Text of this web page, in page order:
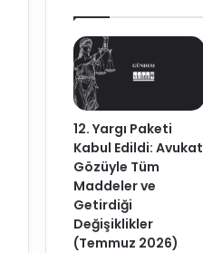
12. Yargı Paketi
Kabul Edildi: Avukat
Gözüyle Tüm
Maddeler ve
Getirdiği
Değişiklikler
(Temmuz 2026)